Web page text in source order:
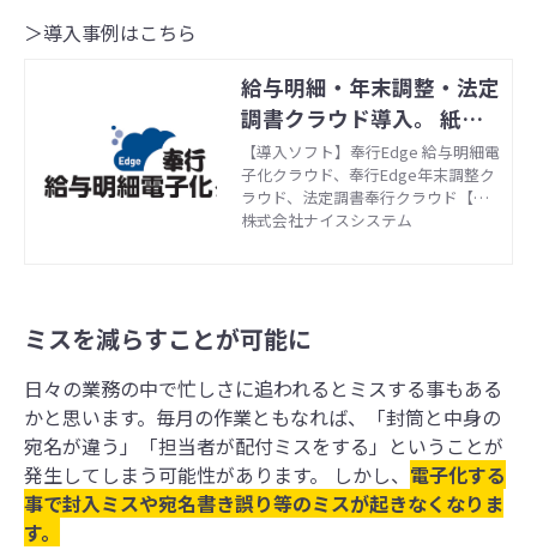
＞導入事例はこちら
給与明細・年末調整・法定
調書クラウド導入。 紙とe
xcelでの管理をなくした
い！ クラウド上で一貫完
結。
【導入ソフト】奉行Edge 給与明細電
子化クラウド、奉行Edge年末調整ク
ラウド、法定調書奉行クラウド【サ
ポート内容】環境構築・導入後支援
株式会社ナイスシステム
ミスを減らすことが可能に
日々の業務の中で忙しさに追われるとミスする事もある
かと思います。毎月の作業ともなれば、「封筒と中身の
宛名が違う」「担当者が配付ミスをする」ということが
発生してしまう可能性があります。 しかし、 電子化する
事で封入ミスや宛名書き誤り等のミスが起きなくなりま
す。